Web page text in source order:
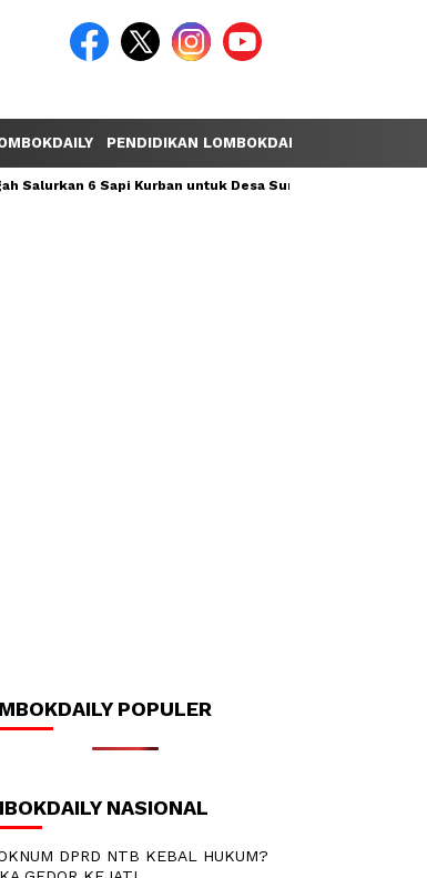
PENDIDIKAN LOMBOKDAILY
Salurkan 6 Sapi Kurban untuk Desa Sumber Mata Air
POPULER
NASIONAL